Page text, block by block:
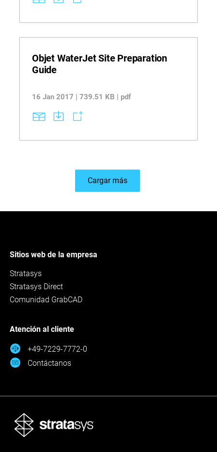
Objet WaterJet Site Preparation
Guide
16 Jan 2017 | 739.51 KB | pdf
Cargar más
Sitios web de la empresa
Stratasys
Stratasys Direct
Comunidad GrabCAD
Atención al cliente
+49-7229-7772-0
Contáctanos